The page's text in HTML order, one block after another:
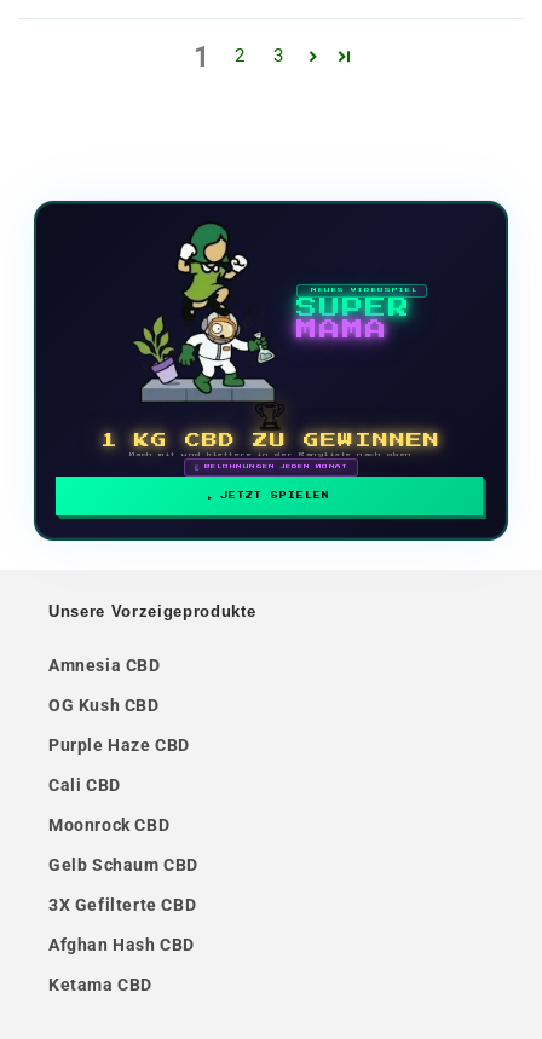
1 2 3
NEUES VIDEOSPIEL
SUPER
MAMA
🏆
1 KG CBD ZU GEWINNEN
Mach mit und klettere in der Rangliste nach oben
🗓 BELOHNUNGEN JEDEN MONAT
JETZT SPIELEN
Unsere Vorzeigeprodukte
Amnesia CBD
OG Kush CBD
Purple Haze CBD
Cali CBD
Moonrock CBD
Gelb Schaum CBD
3X Gefilterte CBD
Afghan Hash CBD
Ketama CBD